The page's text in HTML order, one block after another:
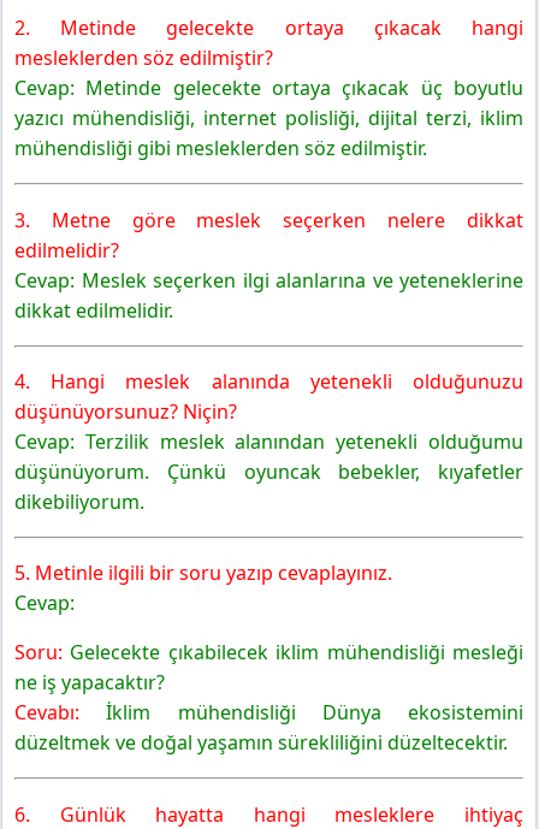
2. Metinde gelecekte ortaya çıkacak hangi
mesleklerden söz edilmiştir?
Cevap: Metinde gelecekte ortaya çıkacak üç boyutlu
yazıcı mühendisliği, internet polisliği, dijital terzi, iklim
mühendisliği gibi mesleklerden söz edilmiştir.
3. Metne göre meslek seçerken nelere dikkat
edilmelidir?
Cevap: Meslek seçerken ilgi alanlarına ve yeteneklerine
dikkat edilmelidir.
4. Hangi meslek alanında yetenekli olduğunuzu
düşünüyorsunuz? Niçin?
Cevap: Terzilik meslek alanından yetenekli olduğumu
düşünüyorum. Çünkü oyuncak bebekler, kıyafetler
dikebiliyorum.
5. Metinle ilgili bir soru yazıp cevaplayınız.
Cevap:
Soru: Gelecekte çıkabilecek iklim mühendisliği mesleği
ne iş yapacaktır?
Cevabı:İklim mühendisliği Dünya ekosistemini
düzeltmek ve doğal yaşamın sürekliliğini düzeltecektir.
6. Günlük hayatta hangi mesleklere ihtiyaç